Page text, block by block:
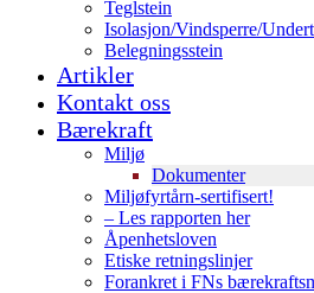
Teglstein
Isolasjon/Vindsperre/
Belegningsstein
Artikler
Kontakt oss
Bærekraft
Miljø
Dokumenter
Miljøfyrtårn-sertifisert!
– Les rapporten her
Åpenhetsloven
Etiske retningslinjer
Forankret i FNs